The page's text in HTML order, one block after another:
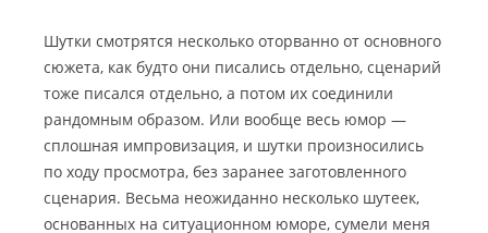
Шутки смотрятся несколько оторванно от основного
сюжета, как будто они писались отдельно, сценарий
тоже писался отдельно, а потом их соединили
рандомным образом. Или вообще весь юмор —
сплошная импровизация, и шутки произносились
по ходу просмотра, без заранее заготовленного
сценария. Весьма неожиданно несколько шутеек,
основанных на ситуационном юморе, сумели меня